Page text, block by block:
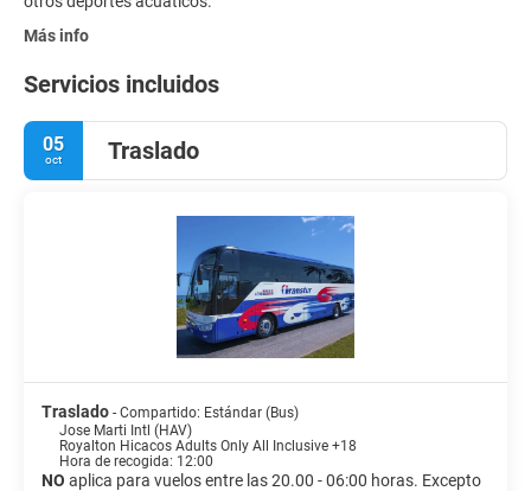
Más info
Servicios incluidos
05
oct Traslado
Traslado - Compartido: Estándar (Bus)
Jose Marti Intl (HAV)
Royalton Hicacos Adults Only All Inclusive +18
Hora de recogida: 12:00
NO aplica para vuelos entre las 20.00 - 06:00 horas. Excepto